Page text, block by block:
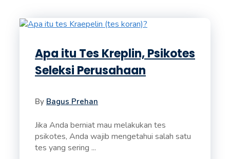
Apa itu Tes Kreplin, Psikotes
Seleksi Perusahaan
By Bagus Prehan
Jika Anda berniat mau melakukan tes
psikotes, Anda wajib mengetahui salah satu
tes yang sering ...